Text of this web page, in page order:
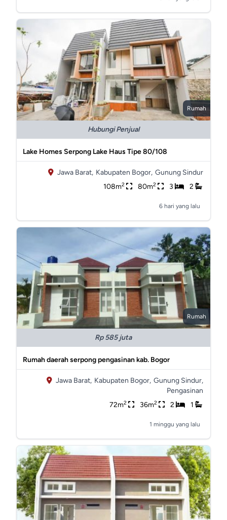
Rumah
Hubungi Penjual
Lake Homes Serpong Lake Haus Tipe 80/108
Jawa Barat, Kabupaten Bogor, Gunung Sindur
108m2 80m2 3 2
6 hari yang lalu
Rumah
Rp 585 juta
Rumah daerah serpong pengasinan kab. Bogor
Jawa Barat, Kabupaten Bogor, Gunung Sindur,
Pengasinan
72m2 36m2 2 1
1 minggu yang lalu